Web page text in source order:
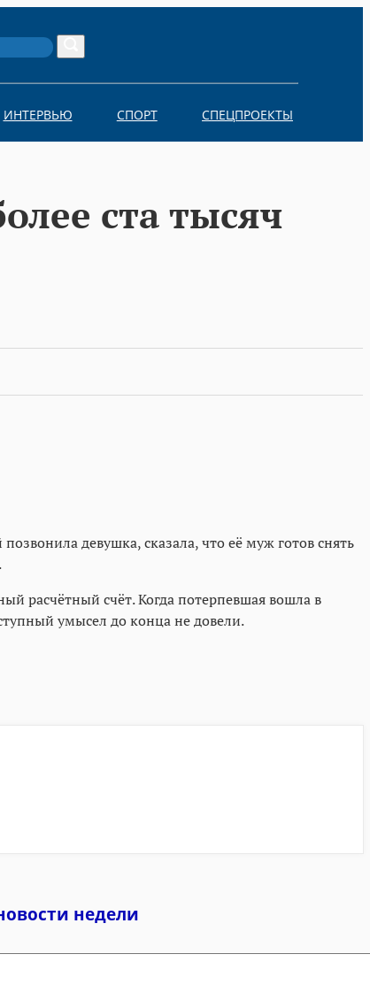
ИНТЕРВЬЮ СПОРТ СПЕЦПРОЕКТЫ
ста тысяч
девушка, сказала, что её муж готов снять
расчётный счёт. Когда потерпевшая вошла в
умысел до конца не довели.
недели